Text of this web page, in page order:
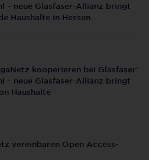
– neue Glasfaser-Allianz bringt
Haushalte in Hessen
kooperieren bei Glasfaser:
– neue Glasfaser-Allianz bringt
Haushalte
vereinbaren Open Access-